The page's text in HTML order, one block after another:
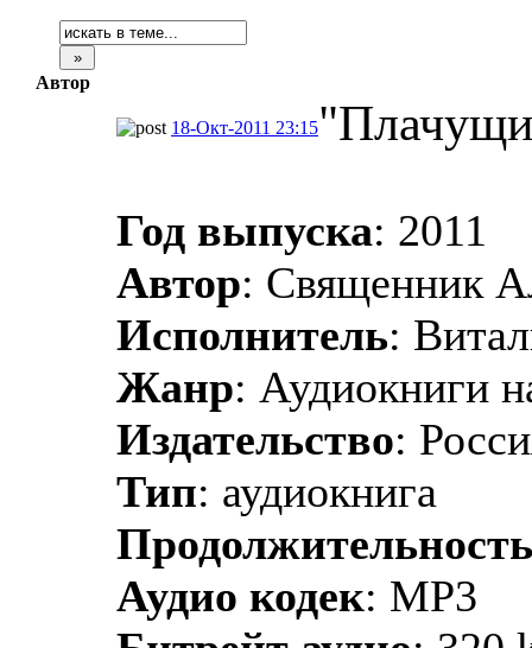
Автор
18-Окт-2011 23:15
Год выпуска: 2011
Автор: Священник
Исполнитель:
Жанр: Аудиокниги
Издательство:
Тип: аудиокнига
Продолжительность
Аудио кодек: MP3